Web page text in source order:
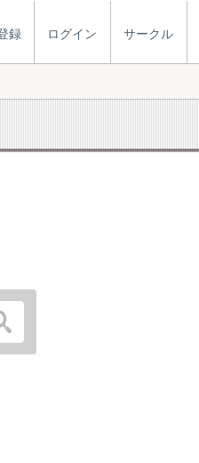
録 ログイン サークル